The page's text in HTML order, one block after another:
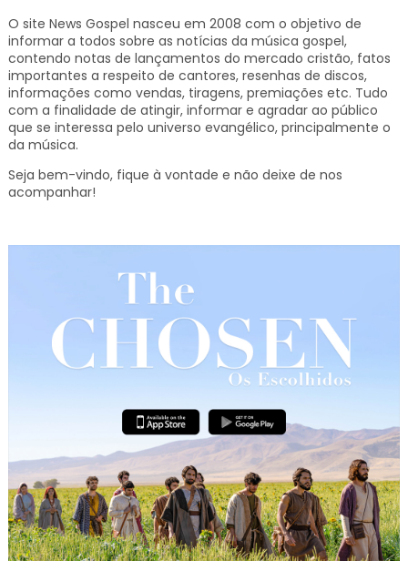
O site News Gospel nasceu em 2008 com o objetivo de
informar a todos sobre as notícias da música gospel,
contendo notas de lançamentos do mercado cristão, fatos
importantes a respeito de cantores, resenhas de discos,
informações como vendas, tiragens, premiações etc. Tudo
com a finalidade de atingir, informar e agradar ao público
que se interessa pelo universo evangélico, principalmente o
da música.
Seja bem-vindo, fique à vontade e não deixe de nos
acompanhar!